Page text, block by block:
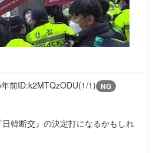
前ID:k2MTQzODU(1/1) NG
韓断交』の決定打になるかもしれ